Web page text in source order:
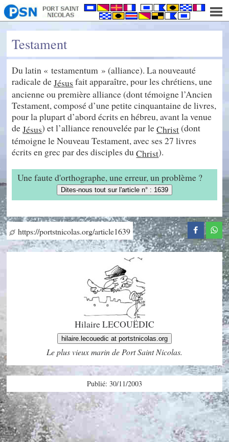
Testament
Du latin « testamentum » (alliance). La nouveauté
radicale deJésus fait apparaître, pour les chrétiens, une
ancienne ou première alliance (dont témoigne l’Ancien
Testament, composé d’une petite cinquantaine de livres,
pour la plupart d’abord écrits en hébreu, avant la venue
deJésus) et l’alliance renouvelée par leChrist(dont
témoigne le Nouveau Testament, avec ses 27 livres
écrits en grec par des disciples duChrist).
Une faute d'orthographe, une erreur, un problème ?
Dites-nous tout sur l'article n° : 1639
https://portstnicolas.org/article1639
Hilaire LECOUËDIC
hilaire.lecouedic at portstnicolas.org
Le plus vieux marin de Port Saint Nicolas.
Publié: 30/11/2003